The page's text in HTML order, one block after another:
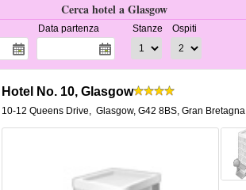
Cerca hotel a Glasgow
Data partenza Stanze Ospiti
Hotel No. 10, Glasgow
10-12 Queens Drive, Glasgow, G42 8BS, Gran Bretagna